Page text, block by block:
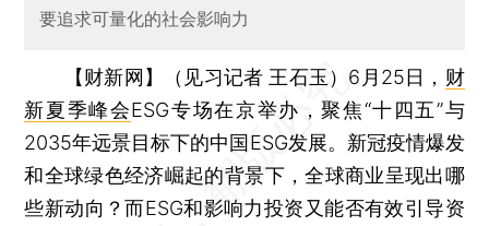
要追求可量化的社会影响力
【财新网】（见习记者 王石玉） 6月25日， 财
新夏季峰会ESG专场在京举办，聚焦“十四五”与
2035年远景目标下的中国ESG发展。新冠疫情爆发
和全球绿色经济崛起的背景下，全球商业呈现出哪
些新动向？而ESG和影响力投资又能否有效引导资